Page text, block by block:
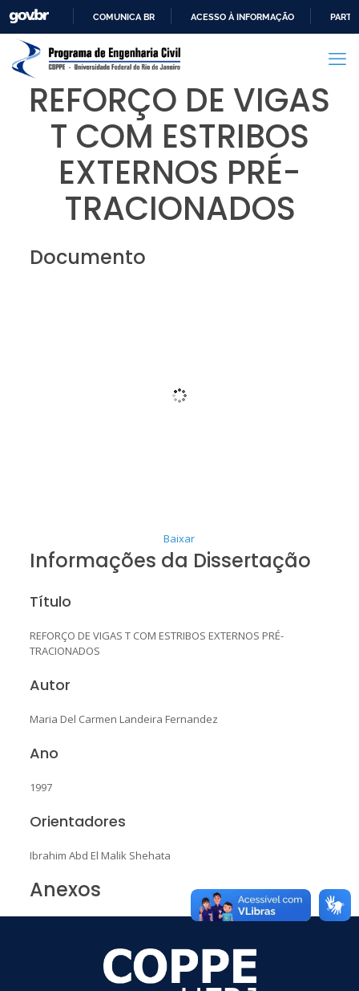
PARA
CONTEÚDO
COMUNICA BR ACESSO À INFORMAÇÃO
REFORÇO DE VIGAS
T COM ESTRIBOS
EXTERNOS PRÉ-
TRACIONADOS
Documento
Baixar
Informações da Dissertação
Título
REFORÇO DE VIGAS T COM ESTRIBOS EXTERNOS PRÉ-
TRACIONADOS
Autor
Maria Del Carmen Landeira Fernandez
Ano
1997
Orientadores
Ibrahim Abd El Malik Shehata
Anexos